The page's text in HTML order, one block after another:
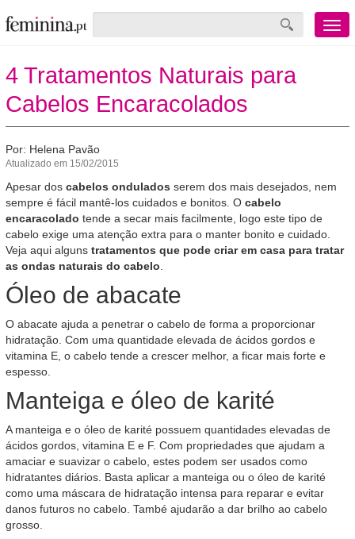
Menu
mobile
4 Tratamentos Naturais para
Cabelos Encaracolados
Por: Helena Pavão
Atualizado em 15/02/2015
Apesar dos cabelos ondulados serem dos mais desejados, nem
sempre é fácil mantê-los cuidados e bonitos. O cabelo
encaracolado tende a secar mais facilmente, logo este tipo de
cabelo exige uma atenção extra para o manter bonito e cuidado.
Veja aqui alguns tratamentos que pode criar em casa para tratar
as ondas naturais do cabelo
Óleo de abacate
O abacate ajuda a penetrar o cabelo de forma a proporcionar
hidratação. Com uma quantidade elevada de ácidos gordos e
vitamina E, o cabelo tende a crescer melhor, a ficar mais forte e
espesso.
Manteiga e óleo de karité
A manteiga e o óleo de karité possuem quantidades elevadas de
ácidos gordos, vitamina E e F. Com propriedades que ajudam a
amaciar e suavizar o cabelo, estes podem ser usados como
hidratantes diários. Basta aplicar a manteiga ou o óleo de karité
como uma máscara de hidratação intensa para reparar e evitar
danos futuros no cabelo. També ajudarão a dar brilho ao cabelo
grosso.